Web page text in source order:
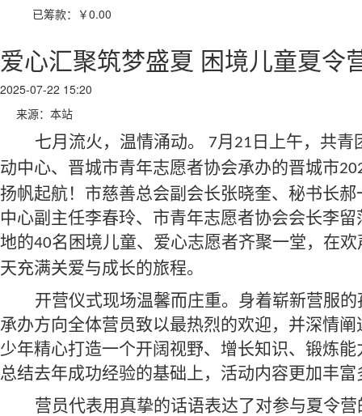
已筹款： ￥0.00
爱心汇聚筑梦盛夏 困境儿童夏令
2025-07-22 15:20
来源：本站
七月流火，温情涌动。 7月 21 日上午，共
动中心、晋城市青年志愿者协会承办的晋城市
扬帆起航！ 市慈善总会副会长张晓奎、秘书长
中心副主任李春玲、市青年志愿者协会会长李
地的40名困境儿童、爱心志愿者齐聚一堂， 在欢
天充满关爱与成长的旅程。
开营仪式现场温馨而庄重。身着崭新营服
承办方向全体营员致以最热烈的欢迎，并深情阐
少年精心打造一个开阔视野、增长知识、锻炼
总结去年成功经验的基础上，活动内容更加丰
营员代表用 真挚的话语表达了对参与夏令